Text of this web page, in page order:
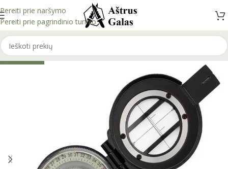
Pereiti prie naršymo
Pereiti prie pagrindinio turinio